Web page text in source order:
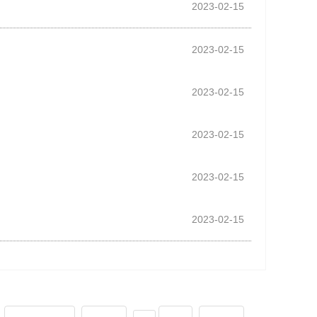
2023-02-15
2023-02-15
2023-02-15
2023-02-15
2023-02-15
2023-02-15